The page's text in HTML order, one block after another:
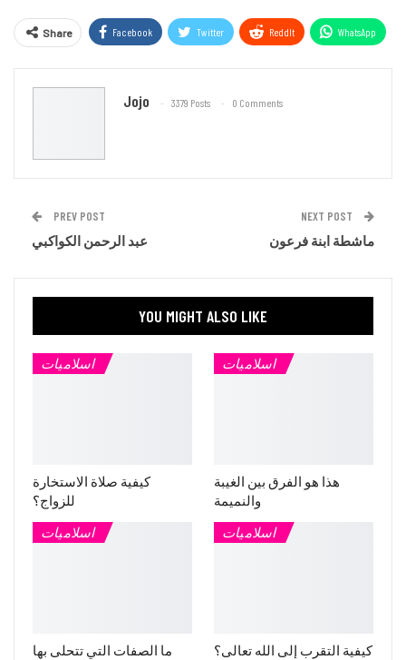
Share Facebook Twitter ReddIt WhatsApp
Jojo 3379 Posts 0 Comments
PREV POST
عبد الرحمن الكواكبي
NEXT POST
ماشطة ابنة فرعون
YOU MIGHT ALSO LIKE
اسلاميات
كيفية صلاة الاستخارة
للزواج؟
اسلاميات
هذا هو الفرق بين الغيبة
والنميمة
اسلاميات
ما الصفات التي تتحلى بها
اسلاميات
كيفية التقرب إلى الله تعالى؟